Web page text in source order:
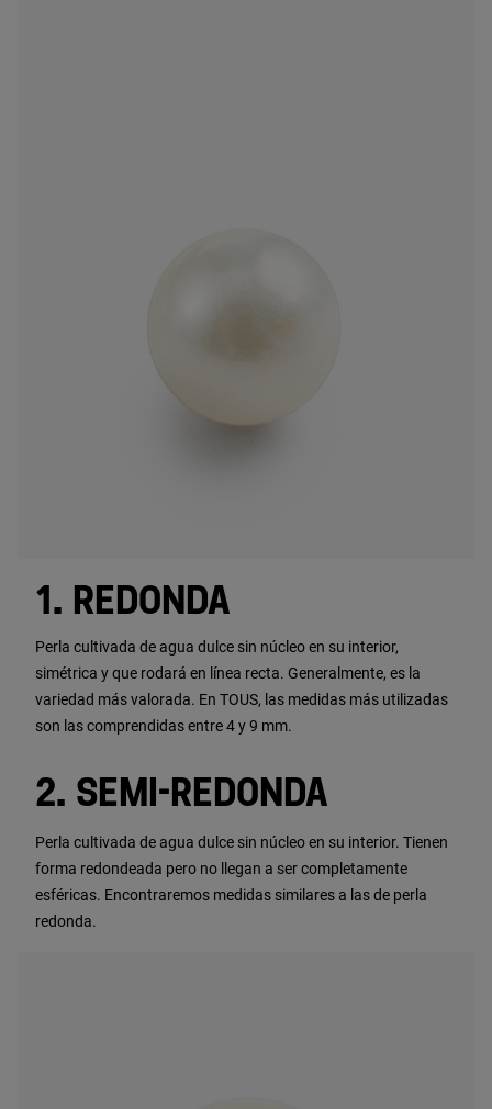
1. REDONDA
Perla cultivada de agua dulce sin núcleo en su interior,
simétrica y que rodará en línea recta. Generalmente, es la
variedad más valorada. En TOUS, las medidas más utilizadas
son las comprendidas entre 4 y 9 mm.
2. SEMI-REDONDA
Perla cultivada de agua dulce sin núcleo en su interior. Tienen
forma redondeada pero no llegan a ser completamente
esféricas. Encontraremos medidas similares a las de perla
redonda.